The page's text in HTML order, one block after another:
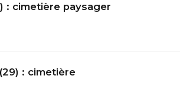
: cimetière paysager
: cimetière